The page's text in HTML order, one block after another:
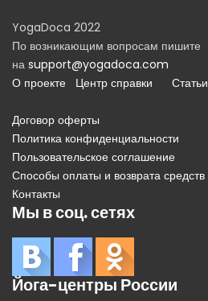
YogaDoca 2022
По возникающим вопросам пишите
на support@yogadoca.com
О проекте
Центр справки Статьи
Договор оферты
Политика конфиденциальности
Пользовательское соглашение
Способы оплаты и возврата средств
Контакты
Мы в соц. сетях
Йога-центры России